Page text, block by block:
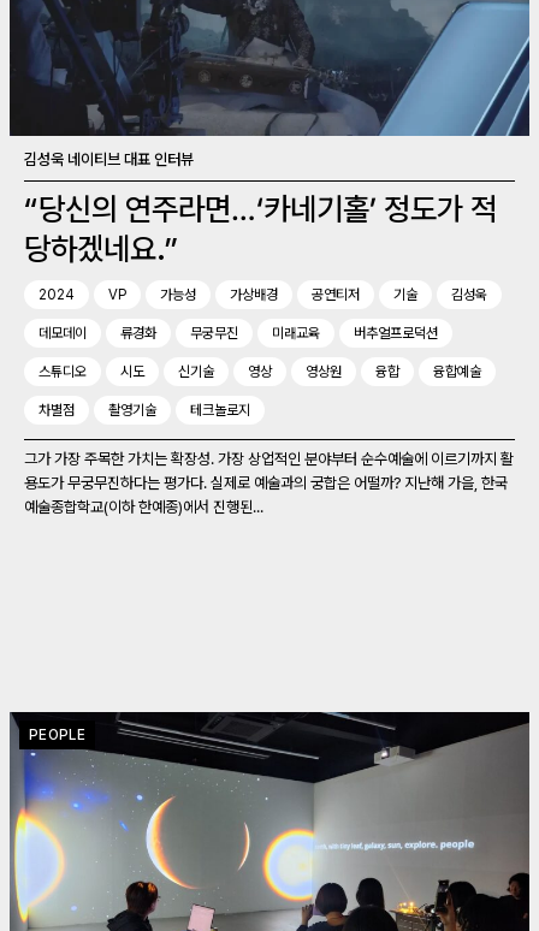
김성욱 네이티브 대표 인터뷰
“당신의 연주라면…‘카네기홀’ 정도가 적
당하겠네요.”
2024 VP 가능성 가상배경 공연티저 기술 김성욱
데모데이 류경화 무궁무진 미래교육 버추얼프로덕션
스튜디오 시도 신기술 영상 영상원 융합 융합예술
차별점 촬영기술 테크놀로지
그가 가장 주목한 가치는 확장성. 가장 상업적인 분야부터 순수예술에 이르기까지 활
용도가 무궁무진하다는 평가다. 실제로 예술과의 궁합은 어떨까? 지난해 가을, 한국
예술종합학교(이하 한예종)에서 진행된...
PEOPLE